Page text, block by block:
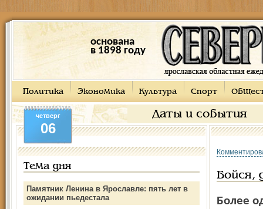
основана
в 1898 году
Политика Экономика Культура Спорт
Даты и события
четверг
06
Тема дня
Памятник Ленина в Ярославле: пять лет в
ожидании пьедестала
Бойся,
Более